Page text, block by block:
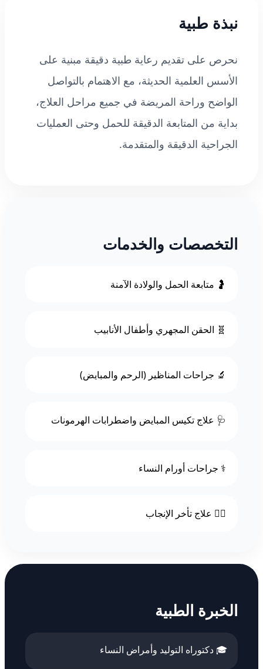
نبذة طبية
نحرص على تقديم رعاية طبية دقيقة مبنية على
الأسس العلمية الحديثة، مع الاهتمام بالتواصل
الواضح وراحة المريضة في جميع مراحل العلاج،
بداية من المتابعة الدقيقة للحمل وحتى العمليات
الجراحية الدقيقة والمتقدمة.
التخصصات والخدمات
🤰 متابعة الحمل والولادة الآمنة
🧬 الحقن المجهري وأطفال الأنابيب
🔬 جراحات المناظير (الرحم والمبايض)
🩺 علاج تكيس المبايض واضطرابات الهرمونات
⚕️ جراحات أورام النساء
👩‍⚕️ علاج تأخر الإنجاب
الخبرة الطبية
🎓 دكتوراه التوليد وأمراض النساء